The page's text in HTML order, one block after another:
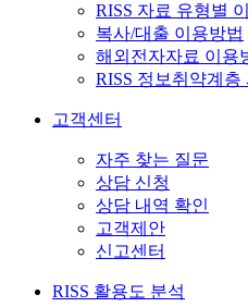
RISS 자료 유형별
복사/대출 이용방법
해외전자자료 이용
RISS 정보취약계층
고객센터
자주 찾는 질문
상담 신청
상담 내역 확인
고객제안
신고센터
RISS 활용도 분석